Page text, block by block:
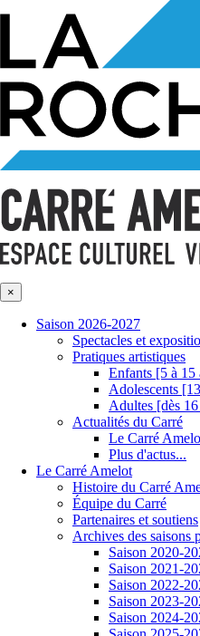
×
Saison 2026-2027
Spectacles et
Pratiques artistiques
Enfants [5 à 15
Adolescents
Adultes [dès
Actualités du Carré
Le Carré
Plus d'actus...
Le Carré Amelot
Histoire du Carré
Équipe du Carré
Partenaires et soutiens
Archives des saisons
Saison 2020-
Saison 2021-
Saison 2022-
Saison 2023-
Saison 2024-